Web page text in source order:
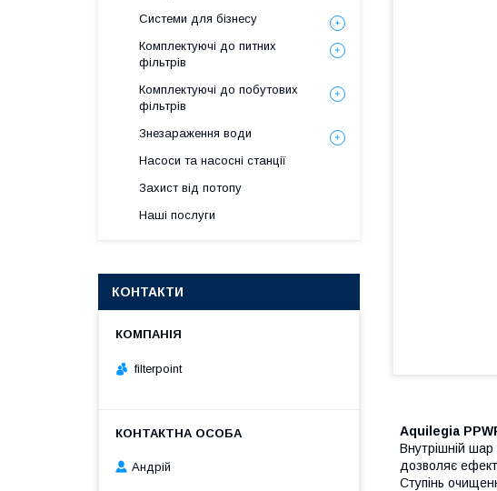
Aquilegia
Внутрішній шар
дозволяє
Ступінь
Системи для бізнесу
Комплектуючі до питних
фільтрів
Комплектуючі до побутових
фільтрів
Знезараження води
Насоси та насосні станції
Захист від потопу
Наші послуги
КОНТАКТИ
filterpoint
Андрій